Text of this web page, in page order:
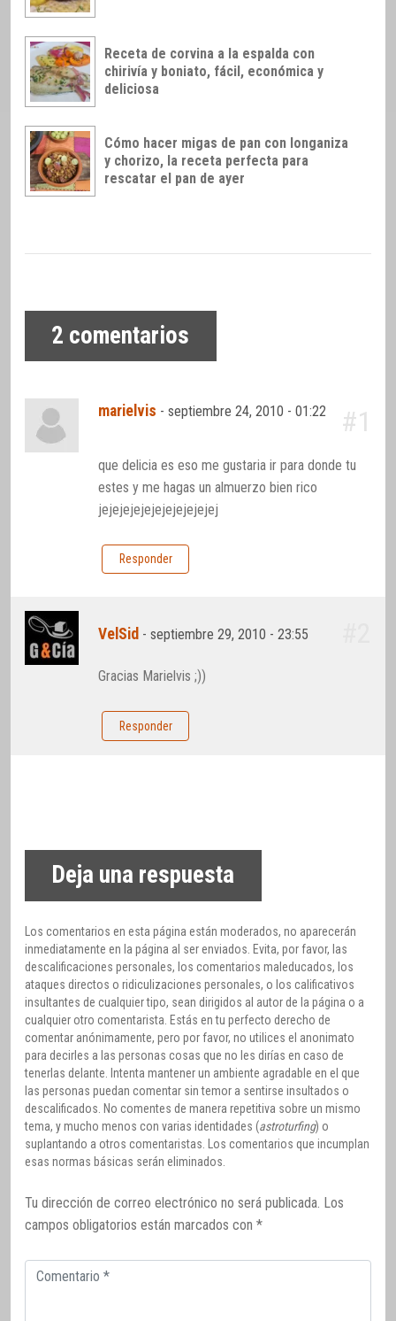
Receta de corvina a la espalda con
chirivía y boniato, fácil, económica y
deliciosa
Cómo hacer migas de pan con longaniza
y chorizo, la receta perfecta para
rescatar el pan de ayer
2 comentarios
marielvis -septiembre 24, 2010 - 01:22 #1
que delicia es eso me gustaria ir para donde tu
estes y me hagas un almuerzo bien rico
jejejejejejejejejejejej
Responder
VelSid -septiembre 29, 2010 - 23:55
Gracias Marielvis ;))
Responder
Deja una respuesta
Los comentarios en esta página están moderados, no aparecerán
inmediatamente en la página al ser enviados. Evita, por favor, las
descalificaciones personales, los comentarios maleducados, los
ataques directos o ridiculizaciones personales, o los calificativos
insultantes de cualquier tipo, sean dirigidos al autor de la página o a
cualquier otro comentarista. Estás en tu perfecto derecho de
comentar anónimamente, pero por favor, no utilices el anonimato
para decirles a las personas cosas que no les dirías en caso de
tenerlas delante. Intenta mantener un ambiente agradable en el que
las personas puedan comentar sin temor a sentirse insultados o
descalificados. No comentes de manera repetitiva sobre un mismo
tema, y mucho menos con varias identidades (astroturfing) o
suplantando a otros comentaristas. Los comentarios que incumplan
esas normas básicas serán eliminados.
Tu dirección de correo electrónico no será publicada. Los
campos obligatorios están marcados con *
Comentario